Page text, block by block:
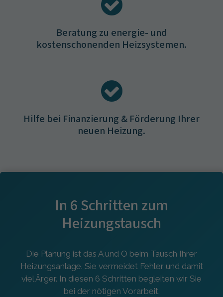
Beratung zu energie- und
kostenschonenden Heizsystemen.
Hilfe bei Finanzierung & Förderung Ihrer
neuen Heizung.
In 6 Schritten zum
Heizungstausch
Die Planung ist das A und O beim Tausch Ihrer
Heizungsanlage. Sie vermeidet Fehler und damit
viel Ärger. In diesen 6 Schritten begleiten wir Sie
bei der nötigen Vorarbeit.